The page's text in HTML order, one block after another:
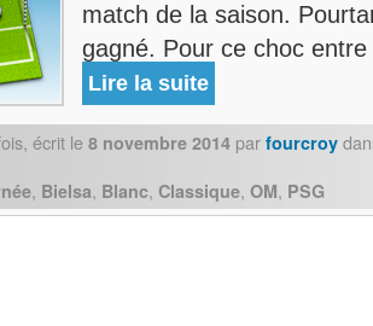
match de la saison.
gagné. Pour ce choc
Lire la suite
écrit le 8 novembre 2014 par fourcroy
, Bielsa, Blanc, Classique, OM, PSG